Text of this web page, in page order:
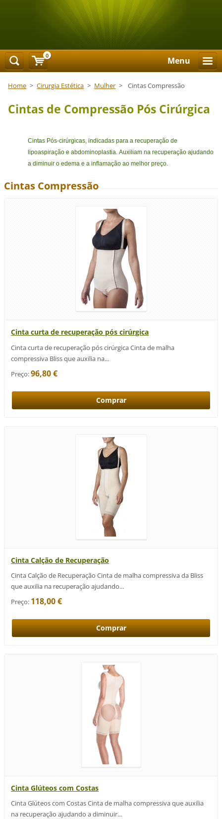
Menu
Home > Cirurgia Estética > Mulher > Cintas Compressão
Cintas de Compressão Pós Cirúrgica
Cintas Pós-cirúrgicas, indicadas para a recuperação de
lipoaspiração e abdominoplastia. Auxiliam na recuperação ajudando
a diminuir o edema e a inflamação ao melhor preço.
Cintas Compressão
Cinta curta de recuperação pós cirúrgica
Cinta curta de recuperação pós cirúrgica Cinta de malha
compressiva Bliss que auxilia na...
Preço:96,80 €
Cinta Calção de Recuperação
Cinta Calção de Recuperação Cinta de malha compressiva da Bliss
que auxilia na recuperação ajudando...
Preço: 118,00 €
Cinta Glúteos com Costas
Cinta Glúteos com Costas Cinta de malha compressiva que auxilia
na recuperação ajudando a diminuir...
0